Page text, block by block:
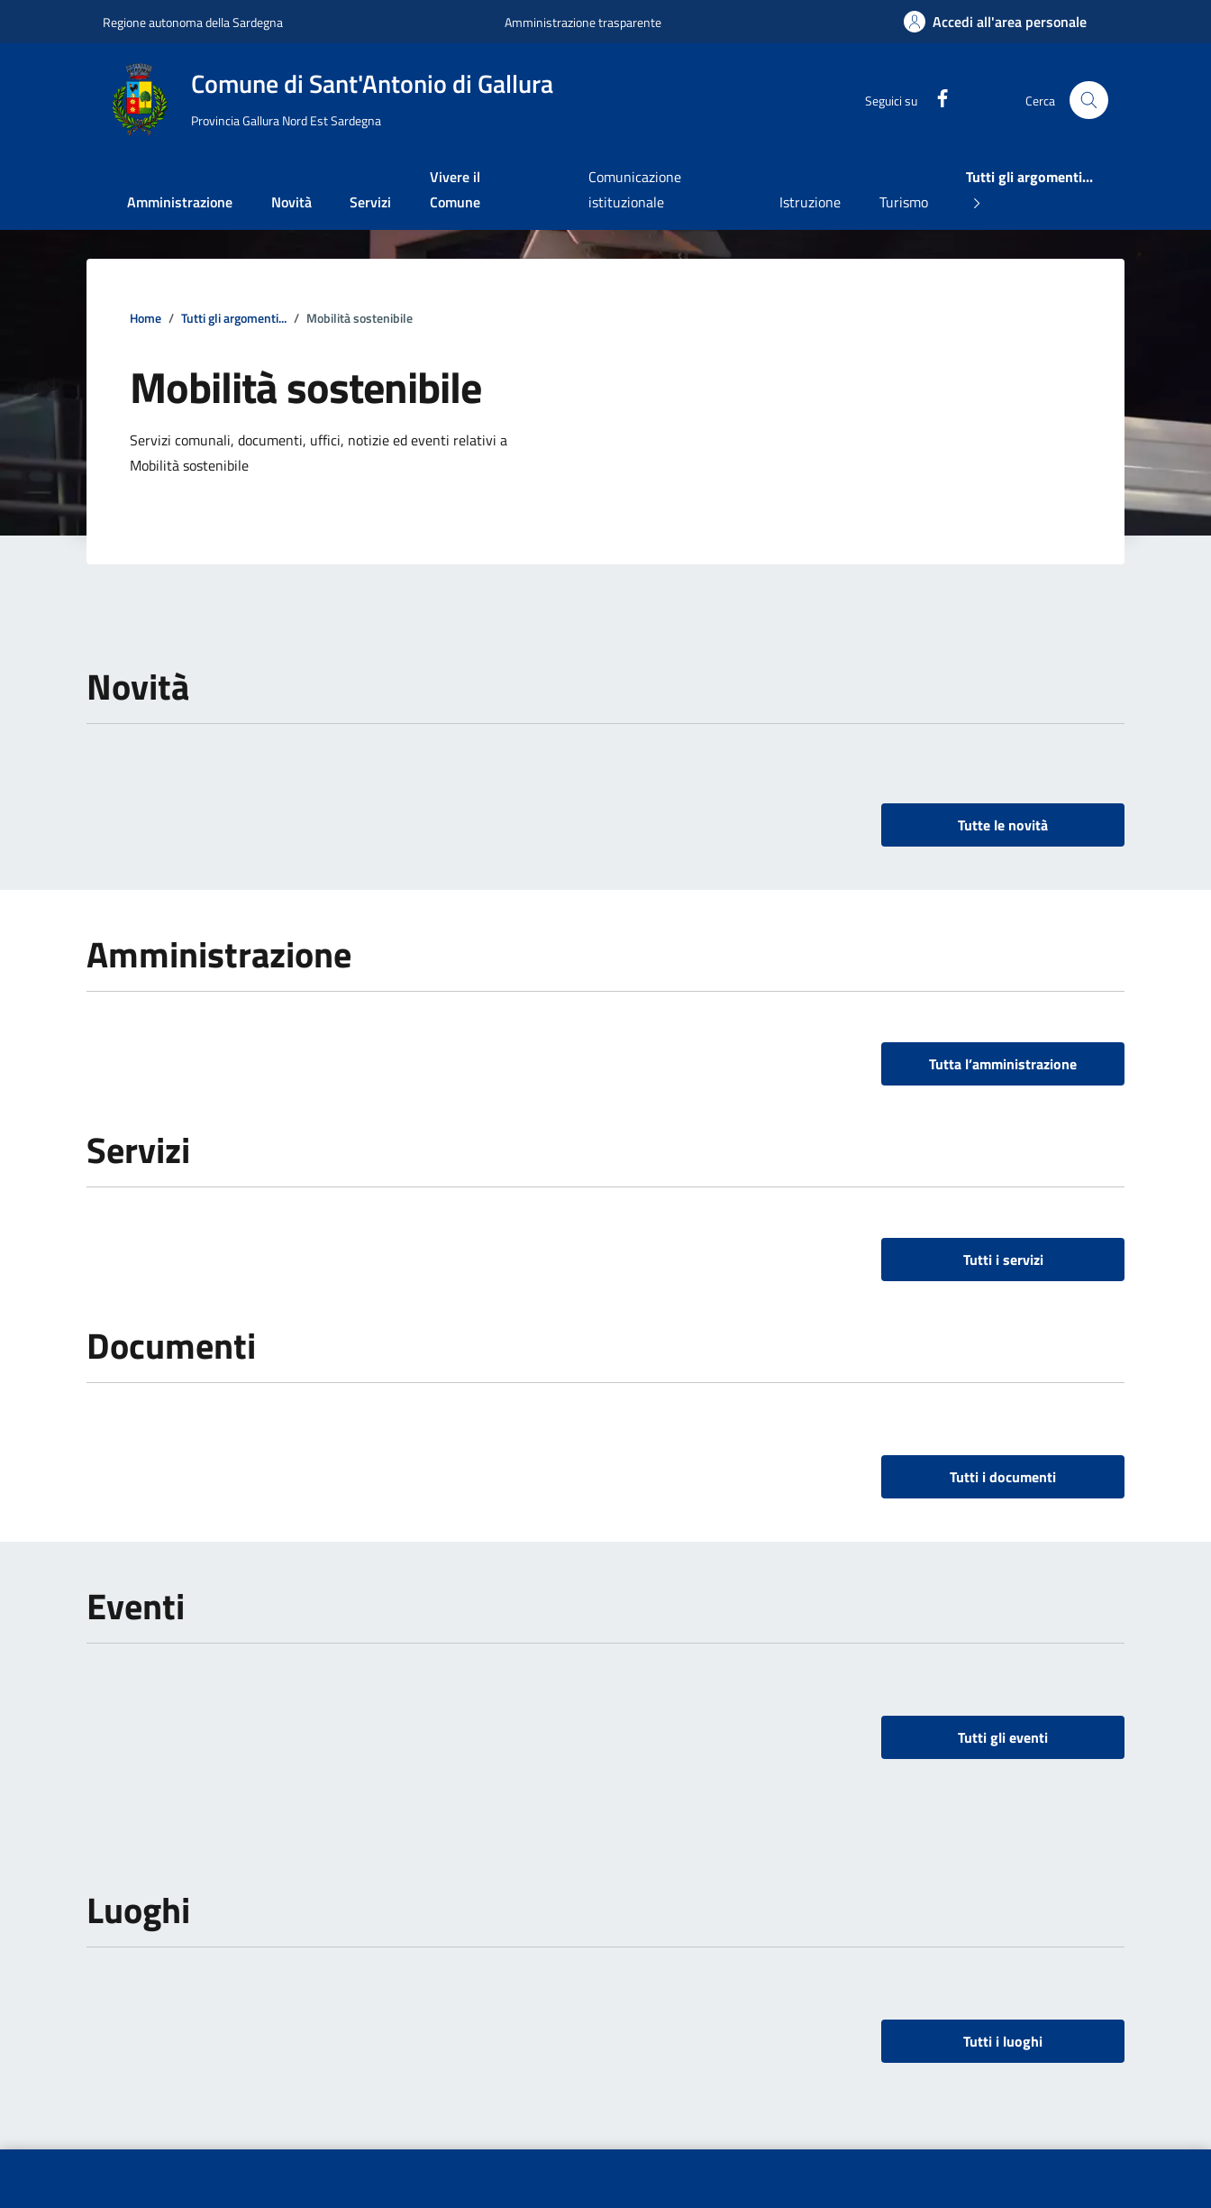
Regione autonoma della Sardegna Amministrazione trasparente Accedi all'area personale
Comune di Sant'Antonio di Gallura
Provincia Gallura Nord Est Sardegna
Seguici su Cerca
Amministrazione Novità Servizi
Vivere il
Comune
Comunicazione
istituzionale
Istruzione Turismo
Tutti gli argomenti...
Home Tutti gli argomenti... Mobilità sostenibile
Mobilità sostenibile
Dettagli della notizia
Servizi comunali, documenti, uffici, notizie ed eventi relativi a
Mobilità sostenibile
Novità
Tutte le novità
Amministrazione
Tutta l’amministrazione
Servizi
Tutti i servizi
Documenti
Tutti i documenti
Eventi
Tutti gli eventi
Luoghi
Tutti i luoghi